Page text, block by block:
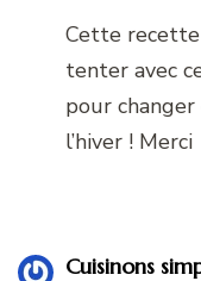
Cette recette
tenter avec
pour
l’hiver ! Merci
Cuisinons